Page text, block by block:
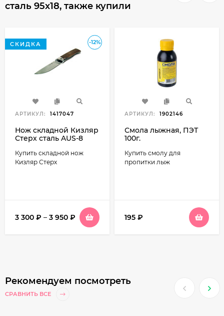
сталь 95х18, также купили
-12%
СКИДКА
АРТИКУЛ: 1417047
Нож складной Кизляр
Стерх сталь AUS-8
Купить складной нож
Кизляр Стерх
3 300 ₽ – 3 950 ₽
АРТИКУЛ: 1902146
Смола лыжная, ПЭТ
100г.
Купить смолу для
пропитки лыж
195 ₽
Рекомендуем посмотреть
СРАВНИТЬ ВСЕ